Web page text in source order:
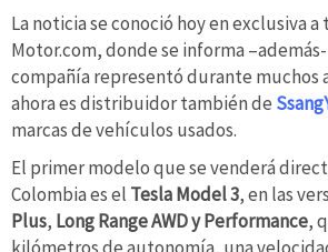
La noticia se conoció hoy en exclusiva
Motor.com, donde se informa
compañía representó durante muchos
ahora es distribuidor también de
marcas de vehículos usados.
El primer modelo que se venderá
Colombia es el Tesla Model 3, en las
Plus, Long Range AWD y Performance,
kilómetros de autonomía, una